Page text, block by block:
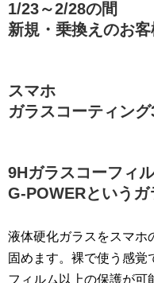
1/23～2/28の間
新規・乗換えのお客
スマホ
ガラスコーティン
9Hガラスコーフィ
G-POWERというガ
液体硬化ガラスをスマホ
固めます。裸で使う感覚
フィルム以上の保護が可